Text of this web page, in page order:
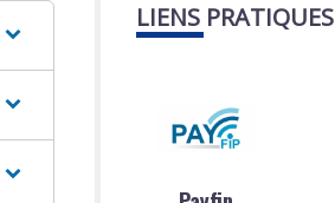
LIENS PRATIQUES